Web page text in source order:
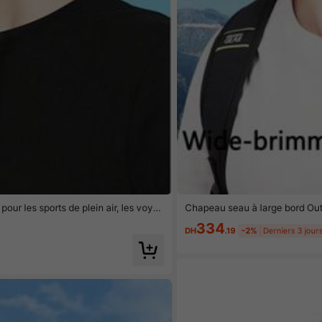
les sports de plein air, les voyag
Chapeau seau à large bord
DH334.19 -2% Derniers 3 jours